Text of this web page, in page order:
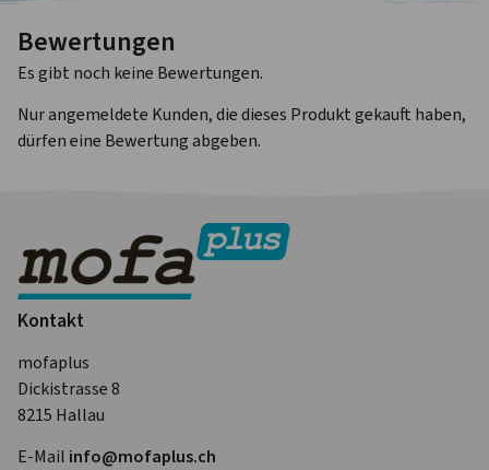
Bewertungen
Es gibt noch keine Bewertungen.
Nur angemeldete Kunden, die dieses Produkt gekauft haben,
dürfen eine Bewertung abgeben.
Kontakt
mofaplus
Dickistrasse 8
8215 Hallau
E-Mail info@mofa­plus.ch